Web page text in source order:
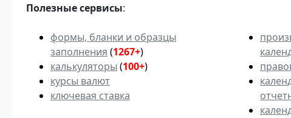
Полезные сервисы:
формы, бланки и образцы
заполнения (1267+)
калькуляторы (100+)
курсы валют
ключевая ставка